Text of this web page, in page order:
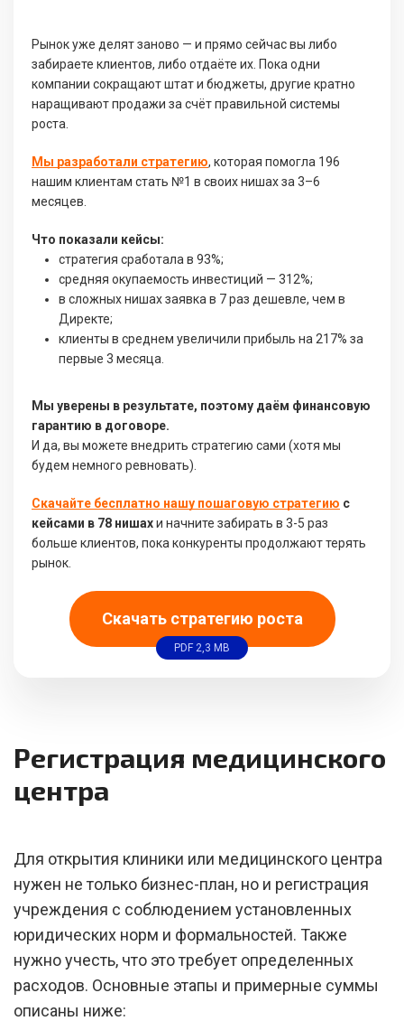
Рынок уже делят заново — и прямо сейчас вы либо
забираете клиентов, либо отдаёте их. Пока одни
компании сокращают штат и бюджеты, другие кратно
наращивают продажи за счёт правильной системы
роста.
Мы разработали стратегию, которая помогла 196
нашим клиентам стать №1 в своих нишах за 3–6
месяцев.
Что показали кейсы:
стратегия сработала в 93%;
средняя окупаемость инвестиций — 312%;
в сложных нишах заявка в 7 раз дешевле, чем в
Директе;
клиенты в среднем увеличили прибыль на 217% за
первые 3 месяца.
Мы уверены в результате, поэтому даём финансовую
гарантию в договоре.
И да, вы можете внедрить стратегию сами (хотя мы
будем немного ревновать).
Скачайте бесплатно нашу пошаговую стратегию с
кейсами в 78 нишахи начните забирать в 3-5 раз
больше клиентов, пока конкуренты продолжают терять
рынок.
Скачать стратегию роста
PDF 2,3 MB
Регистрация медицинского
центра
Для открытия клиники или медицинского центра
нужен не только бизнес-план, но и регистрация
учреждения с соблюдением установленных
юридических норм и формальностей. Также
нужно учесть, что это требует определенных
расходов. Основные этапы и примерные суммы
описаны ниже: